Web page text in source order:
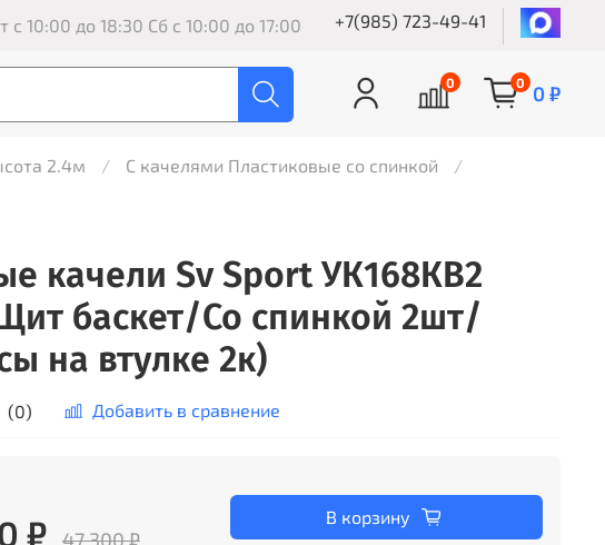
с 10:00 до 18:30 Сб с 10:00 до 17:00 +7(985) 723-49-41
0 0 0 ₽
2.4м
С качелями Пластиковые со спинкой
качели Sv Sport УК168КВ2
баскет/Со спинкой 2шт/
на втулке 2к)
(0) Добавить в сравнение
₽ 47 300 ₽
В корзину